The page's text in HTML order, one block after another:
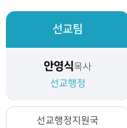
선교팀
안영식목사
선교행정
선교행정지원국